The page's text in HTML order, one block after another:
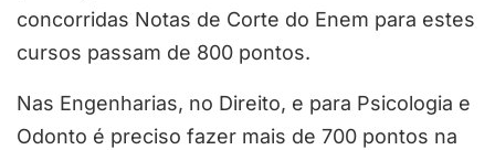
concorridas Notas de Corte do Enem para estes
cursos passam de 800 pontos.
Nas Engenharias, no Direito, e para Psicologia e
Odonto é preciso fazer mais de 700 pontos na